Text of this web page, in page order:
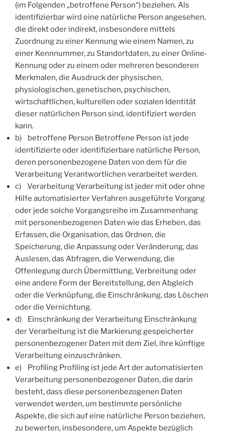
(im Folgenden „betroffene Person“) beziehen. Als
identifizierbar wird eine natürliche Person angesehen,
die direkt oder indirekt, insbesondere mittels
Zuordnung zu einer Kennung wie einem Namen, zu
einer Kennnummer, zu Standortdaten, zu einer Online-
Kennung oder zu einem oder mehreren besonderen
Merkmalen, die Ausdruck der physischen,
physiologischen, genetischen, psychischen,
wirtschaftlichen, kulturellen oder sozialen Identität
dieser natürlichen Person sind, identifiziert werden
kann.
b) betroffene Person Betroffene Person ist jede
identifizierte oder identifizierbare natürliche Person,
deren personenbezogene Daten von dem für die
Verarbeitung Verantwortlichen verarbeitet werden.
c) Verarbeitung Verarbeitung ist jeder mit oder ohne
Hilfe automatisierter Verfahren ausgeführte Vorgang
oder jede solche Vorgangsreihe im Zusammenhang
mit personenbezogenen Daten wie das Erheben, das
Erfassen, die Organisation, das Ordnen, die
Speicherung, die Anpassung oder Veränderung, das
Auslesen, das Abfragen, die Verwendung, die
Offenlegung durch Übermittlung, Verbreitung oder
eine andere Form der Bereitstellung, den Abgleich
oder die Verknüpfung, die Einschränkung, das Löschen
oder die Vernichtung.
d) Einschränkung der Verarbeitung Einschränkung
der Verarbeitung ist die Markierung gespeicherter
personenbezogener Daten mit dem Ziel, ihre künftige
Verarbeitung einzuschränken.
e) Profiling Profiling ist jede Art der automatisierten
Verarbeitung personenbezogener Daten, die darin
besteht, dass diese personenbezogenen Daten
verwendet werden, um bestimmte persönliche
Aspekte, die sich auf eine natürliche Person beziehen,
zu bewerten, insbesondere, um Aspekte bezüglich